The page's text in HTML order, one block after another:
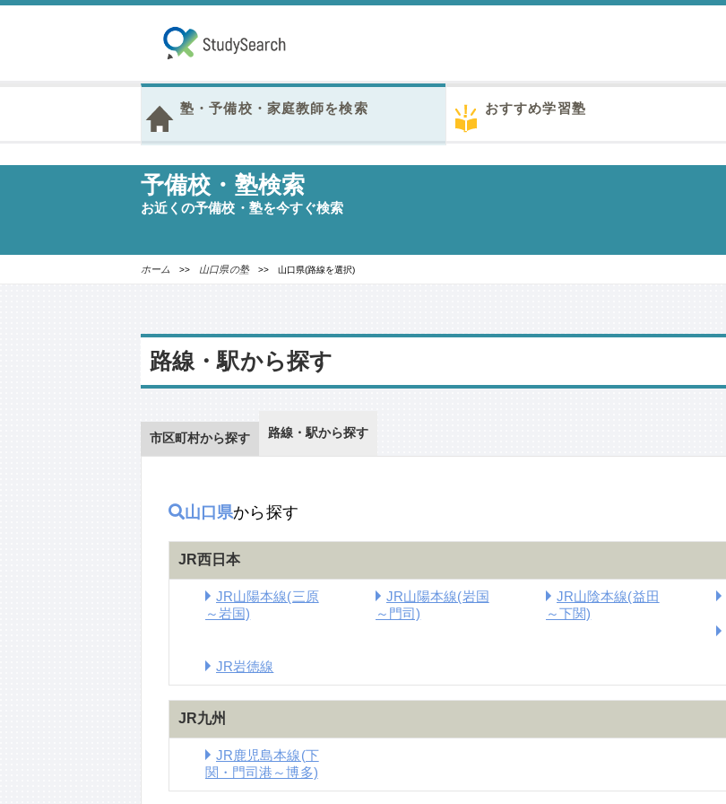
塾・予備校・家庭教師を検索 おすすめ学習塾
予備校・塾検索
お近くの予備校・塾を今すぐ検索
ホーム >> 山口県の塾>> 山口県(路線を選択)
路線・駅から探す
市区町村から探す 路線・駅から探す
山口県から探す
JR西日本
JR山陽本線(三原
～岩国)
JR山陽本線(岩国
～門司)
JR山陰本線(益田
～下関)
JR岩徳線
JR九州
JR鹿児島本線(下
関・門司港～博多)